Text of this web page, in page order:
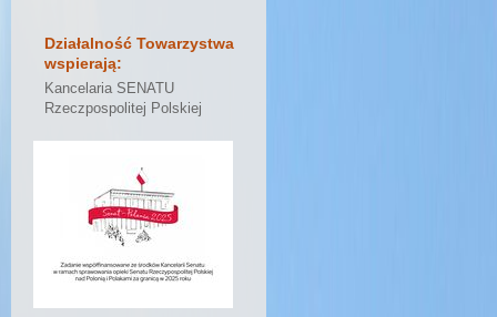
Działalność Towarzystwa
wspierają:
Kancelaria SENATU
Rzeczpospolitej Polskiej